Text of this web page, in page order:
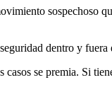
sospechoso
dentro y
se premia. Si